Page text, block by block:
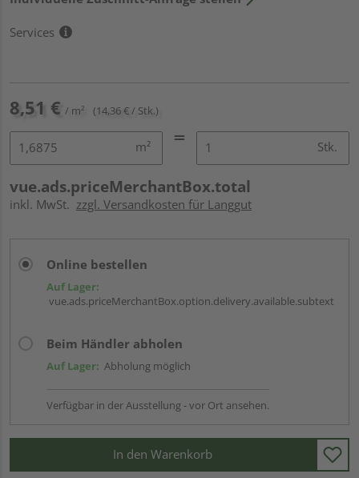
Services
8,51 € / m² (14,36 € / Stk.)
m² Stk.
vue.ads.priceMerchantBox.total
inkl. MwSt. zzgl. Versandkosten für Langgut
Online bestellen
Auf Lager:
vue.ads.priceMerchantBox.option.delivery.available.subtext
Beim Händler abholen
Auf Lager: Abholung möglich
Verfügbar in der Ausstellung - vor Ort ansehen.
In den Warenkorb